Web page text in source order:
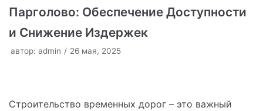
Парголово: Обеспечение Доступности
и Снижение Издержек
автор: admin 26 мая, 2025
Строительство временных дорог – это важный